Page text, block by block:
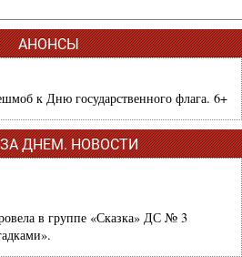
АНОНСЫ
к Дню государственного флага. 6+
ДНЕМ. НОВОСТИ
в группе «Сказка» ДС № 3